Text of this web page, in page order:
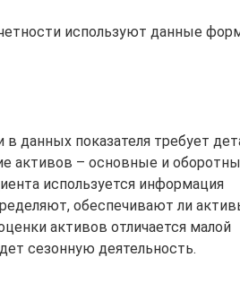
используют данные
данных показателя требует
активов – основные и
используется информация
обеспечивают ли
активов отличается малой
сезонную деятельность.